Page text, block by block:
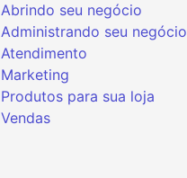
Abrindo seu negócio
Administrando seu negócio
Atendimento
Marketing
Produtos para sua loja
Vendas